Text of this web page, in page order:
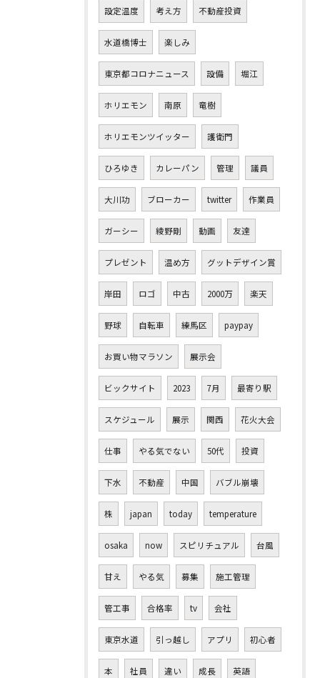
設定温度 考え方 不動産投資
水道橋博士 楽しみ
東京都コロナニュース 設備 堀江
ホリエモン 南原 竜樹
ホリエモンツイッター 護衛門
ひろゆき カレーパン 管理 議員
大川功 ブローカー twitter 作業員
ガーシー 綾野剛 動画 友達
プレゼント 温め方 グットデザイン賞
岸田 ロゴ 中古 2000万 楽天
野球 自転車 練馬区 paypay
お買い物マラソン 展示会
ビックサイト 2023 7月 最寄り駅
スケジュール 展示 関西 花火大会
仕事 やる気でない 50代 投資
下水 不動産 中国 バブル崩壊
株 japan today temperature
osaka now スピリチュアル 台風
甘え やる気 募集 施工管理
管工事 合格率 tv 会社
東京水道 引っ越し アプリ 初心者
本 社員 違い 成長 英語